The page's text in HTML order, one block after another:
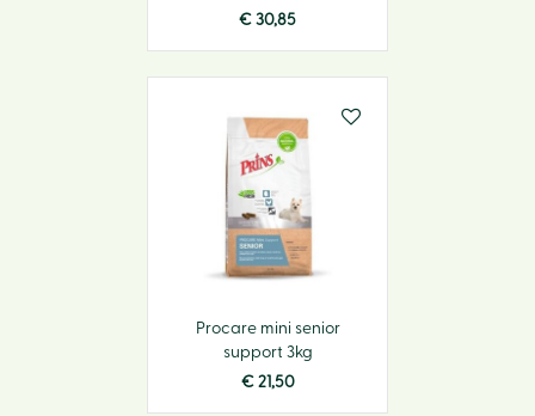
€ 30,85
Procare mini senior
support 3kg
€ 21,50